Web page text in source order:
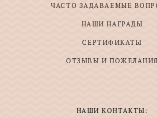
ЧАСТО ЗАДАВАЕМЫЕ
НАШИ НАГРАДЫ
СЕРТИФИКАТЫ
ОТЗЫВЫ И ПОЖЕЛАНИЯ
НАШИ КОНТАКТЫ: